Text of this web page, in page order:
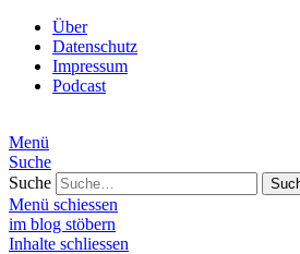
Über
Datenschutz
Impressum
Podcast
Menü
Suche
Suche
Menü schiessen
im blog stöbern
Inhalte schliessen